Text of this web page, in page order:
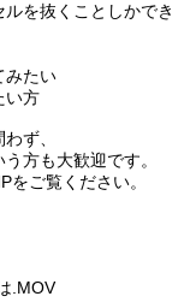
を抜くことしかでき
みたい
い方
ず、
方も大歓迎です。
をご覧ください。
.MOV